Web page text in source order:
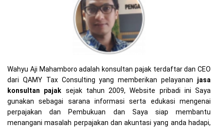
Wahyu Aji Mahamboro adalah konsultan pajak terdaftar dan CEO
dari QAMY Tax Consulting yang memberikan pelayanan jasa
konsultan pajak sejak tahun 2009, Website pribadi ini Saya
gunakan sebagai sarana informasi serta edukasi mengenai
perpajakan dan Pembukuan dan Saya siap membantu
menangani masalah perpajakan dan akuntasi yang anda hadapi,